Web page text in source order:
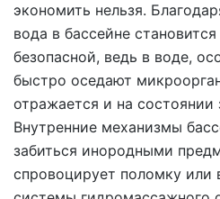
экономить нельзя.
вода в бассейне
безопасной, ведь в воде,
быстро оседают
отражается и на состоянии
Внутренние механизмы
забиться инородными
спровоцирует поломку или